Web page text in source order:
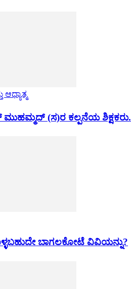
ಮುಹಮ್ಮದ್ (ಸ)ರ ಕಲ್ಪನೆಯ ಶಿಕ್ಷಕರು.
ಬಾಗಲಕೋಟೆ ವಿವಿಯನ್ನು?